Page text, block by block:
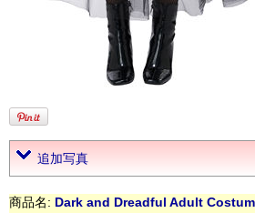
追加写真
商品名: Dark and Dreadful Adult